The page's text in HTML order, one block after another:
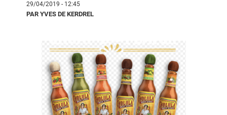
29/04/2019 - 12:45
PAR YVES DE KERDREL